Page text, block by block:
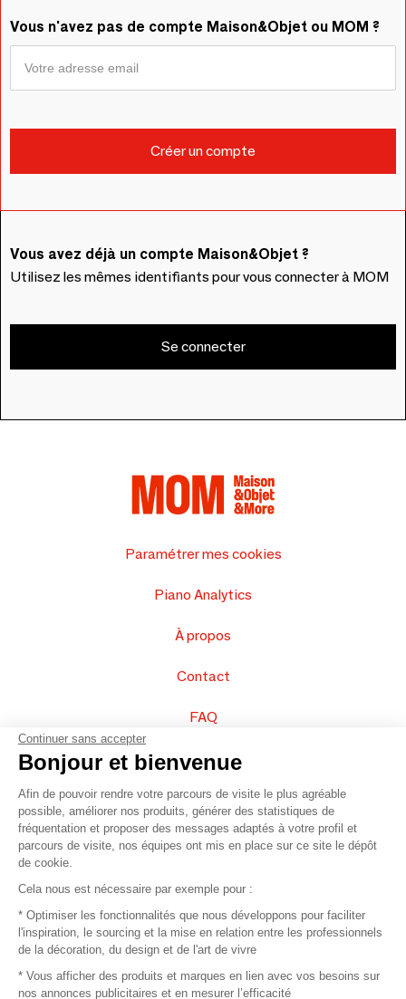
Vous n'avez pas de compte Maison&Objet ou MOM ?
Vous avez déjà un compte Maison&Objet ?
Utilisez les mêmes identifiants pour vous connecter à MOM
Se connecter
Paramétrer mes cookies
Piano Analytics
À propos
Contact
FAQ
Vendez vos produits
Plan du site
© 2016 –Organisation SAFI
Recrutement
Continuer sans accepter
Bonjour et bienvenue
Afin de pouvoir rendre votre parcours de visite le plus agréable
possible, améliorer nos produits, générer des statistiques de
fréquentation et proposer des messages adaptés à votre profil et
parcours de visite, nos équipes ont mis en place sur ce site le dépôt
de cookie.
Cela nous est nécessaire par exemple pour :
* Optimiser les fonctionnalités que nous développons pour faciliter
l'inspiration, le sourcing et la mise en relation entre les professionnels
de la décoration, du design et de l'art de vivre
* Vous afficher des produits et marques en lien avec vos besoins sur
nos annonces publicitaires et en mesurer l’efficacité